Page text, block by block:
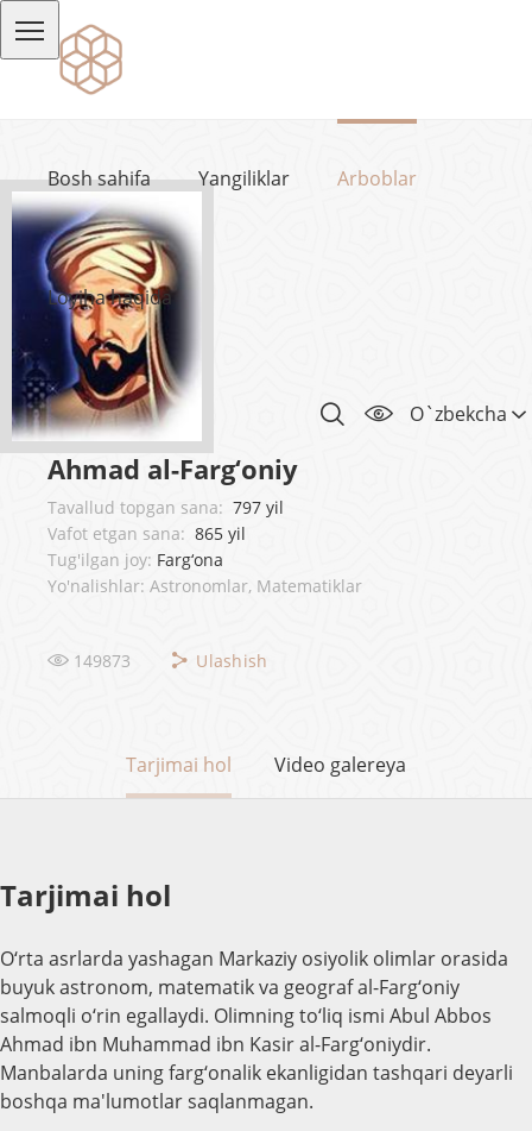
Bosh sahifa Yangiliklar Arboblar
Loyiha haqida
O`zbekcha
Ahmad al-Farg‘oniy
Tavallud topgan sana: 797 yil
Vafot etgan sana: 865 yil
Tug'ilgan joy: Farg‘ona
Yo'nalishlar: Astronomlar, Matematiklar
149873 Ulashish
Tarjimai hol Video galereya
Tarjimai hol
O‘rta asrlarda yashagan Markaziy osiyolik olimlar orasida
buyuk astronom, matematik va geograf al-Farg‘oniy
salmoqli o‘rin egallaydi. Olimning to‘liq ismi Abul Abbos
Ahmad ibn Muhammad ibn Kasir al-Farg‘oniydir.
Manbalarda uning farg‘onalik ekanligidan tashqari deyarli
boshqa ma'lumotlar saqlanmagan.